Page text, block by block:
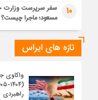
10
سفر سرپرست وزارت
مسعود؛ ماجرا
تازه های ایراس
واکاوی
راهبردی